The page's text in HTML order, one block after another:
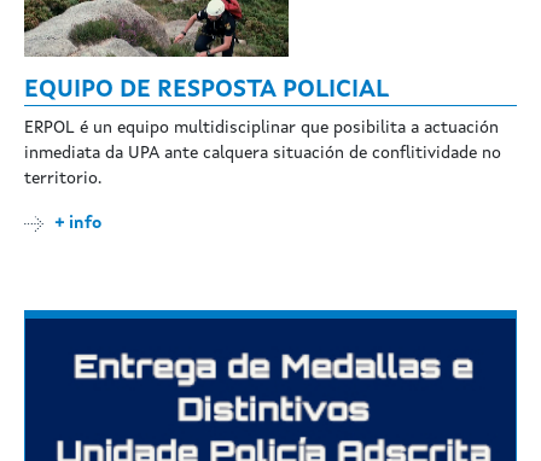
EQUIPO DE RESPOSTA POLICIAL
ERPOL é un equipo multidisciplinar que posibilita a actuación
inmediata da UPA ante calquera situación de conflitividade no
territorio.
+ info